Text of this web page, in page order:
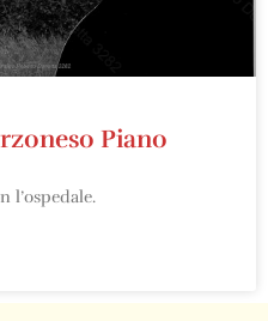
Piano
l’ospedale.